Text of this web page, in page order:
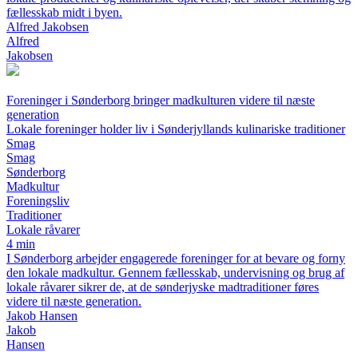
fællesskab midt i byen.
Alfred Jakobsen
Alfred
Jakobsen
Foreninger i Sønderborg bringer madkulturen videre til næste
generation
Lokale foreninger holder liv i Sønderjyllands kulinariske traditioner
Smag
Smag
Sønderborg
Madkultur
Foreningsliv
Traditioner
Lokale råvarer
4 min
I Sønderborg arbejder engagerede foreninger for at bevare og forny
den lokale madkultur. Gennem fællesskab, undervisning og brug af
lokale råvarer sikrer de, at de sønderjyske madtraditioner føres
videre til næste generation.
Jakob Hansen
Jakob
Hansen